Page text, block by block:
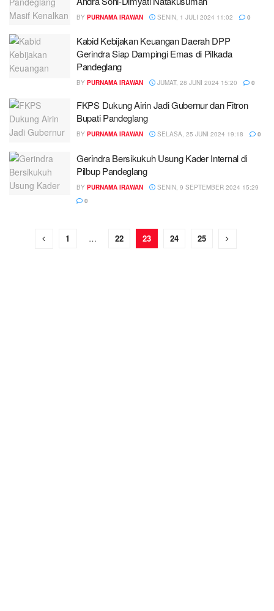
BY PURNAMA IRAWAN SENIN, 1 JULI 2024 11:02 0
Kabid Kebijakan Keuangan Daerah DPP
Gerindra Siap Dampingi Emas di Pilkada
Pandeglang
BY PURNAMA IRAWAN JUMAT, 28 JUNI 2024 15:20 0
FKPS Dukung Airin Jadi Gubernur dan Fitron
Bupati Pandeglang
BY PURNAMA IRAWAN SELASA, 25 JUNI 2024 19:18 0
Gerindra Bersikukuh Usung Kader Internal di
Pilbup Pandeglang
BY PURNAMA IRAWAN
SENIN, 9 SEPTEMBER 2024 15:29
0
1 … 22 23 24 25